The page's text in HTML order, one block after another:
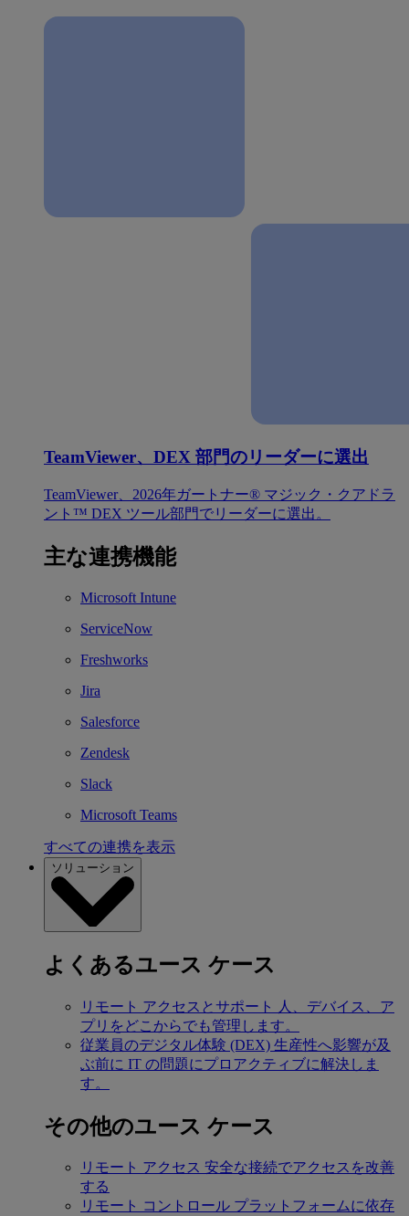
TeamViewer、DEX 部門のリーダーに選出
TeamViewer、2026年ガートナー® マジック・クアドラ
ント™ DEX ツール部門でリーダーに選出。
主な連携機能
Microsoft Intune
ServiceNow
Freshworks
Jira
Salesforce
Zendesk
Slack
Microsoft Teams
すべての連携を表示
ソリューション
よくあるユース ケース
リモート アクセスとサポート
人、デバイス、ア
プリをどこからでも管理します。
従業員のデジタル体験 (DEX) 生産性へ影響が及
ぶ前に IT の問題にプロアクティブに解決しま
す。
その他のユース ケース
リモート アクセス 安全な接続でアクセスを改善
する
リモート コントロール プラットフォームに依存